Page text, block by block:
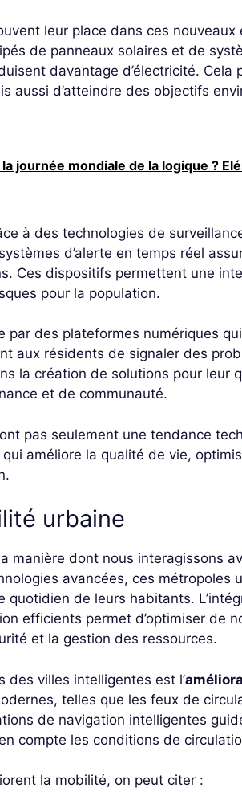
leur place dans ces nouveaux
de panneaux solaires et de
davantage d’électricité. Cela
aussi d’atteindre des objectifs
journée mondiale de la logique ?
à des technologies de
d’alerte en temps réel
Ces dispositifs permettent une
pour la population.
par des plateformes numériques
aux résidents de signaler des
la création de solutions pour leur
et de communauté.
pas seulement une tendance
améliore la qualité de vie,
urbaine
manière dont nous interagissons
avancées, ces métropoles
de leurs habitants.
efficients permet d’optimiser de
et la gestion des ressources.
des villes intelligentes est l’
telles que les feux de
de navigation intelligentes
compte les conditions de
la mobilité, on peut citer :